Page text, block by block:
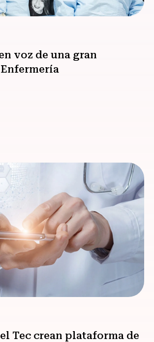
voz de una gran
Tec crean plataforma de